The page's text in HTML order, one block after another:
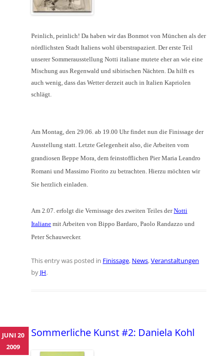
Peinlich, peinlich! Da haben wir das Bonmot von München als der
nördlichsten Stadt Italiens wohl überstrapaziert. Der erste Teil
unserer Sommerausstellung Notti italiane mutete eher an wie eine
Mischung aus Regenwald und sibirischen Nächten. Da hilft es
auch wenig, dass das Wetter derzeit auch in Italien Kapriolen
schlägt.
Am Montag, den 29.06. ab 19.00 Uhr findet nun die Finissage der
Ausstellung statt. Letzte Gelegenheit also, die Arbeiten vom
grandiosen Beppe Mora, dem feinstofflichen Pier Maria Leandro
Romani und Massimo Fiorito zu betrachten. Hierzu möchten wir
Sie herzlich einladen.
Am 2.07. erfolgt die Vernissage des zweiten Teiles derNotti
Italiane mit Arbeiten von Bippo Bardaro, Paolo Randazzo und
Peter Schauwecker.
This entry was posted in Finissage, News,Veranstaltungen
by JH.
Sommerliche Kunst #2: Daniela Kohl
JUNI 20
2009